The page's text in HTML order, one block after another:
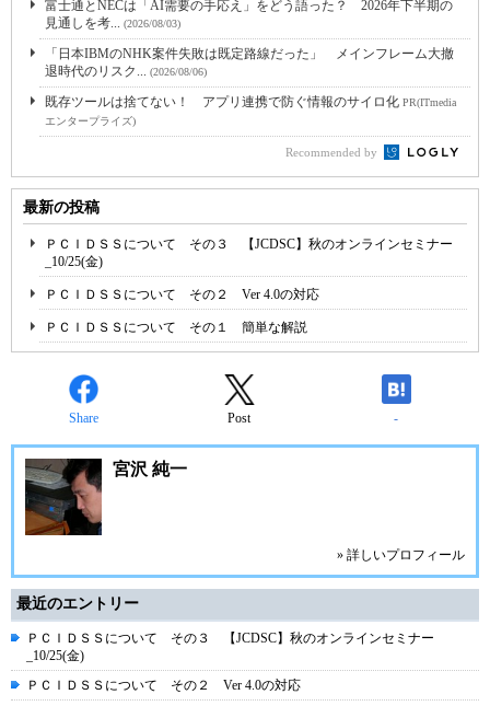
富士通とNECは「AI需要の手応え」をどう語った？ 2026年下半期の
見通しを考... (2026/08/03)
「日本IBMのNHK案件失敗は既定路線だった」 メインフレーム大撤
退時代のリスク... (2026/08/06)
既存ツールは捨てない！ アプリ連携で防ぐ情報のサイロ化 PR(ITmedia
エンタープライズ)
Recommended by
最新の投稿
ＰＣＩＤＳＳについて その３ 【JCDSC】秋のオンラインセミナー
_10/25(金)
ＰＣＩＤＳＳについて その２ Ver 4.0の対応
ＰＣＩＤＳＳについて その１ 簡単な解説
Share Post -
宮沢 純一
» 詳しいプロフィール
最近のエントリー
ＰＣＩＤＳＳについて その３ 【JCDSC】秋のオンラインセミナー
_10/25(金)
ＰＣＩＤＳＳについて その２ Ver 4.0の対応